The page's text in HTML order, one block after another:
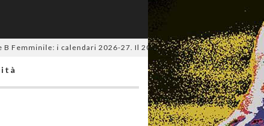
i calendari 2026-27. Il 20 agosto la presentazione della Serie